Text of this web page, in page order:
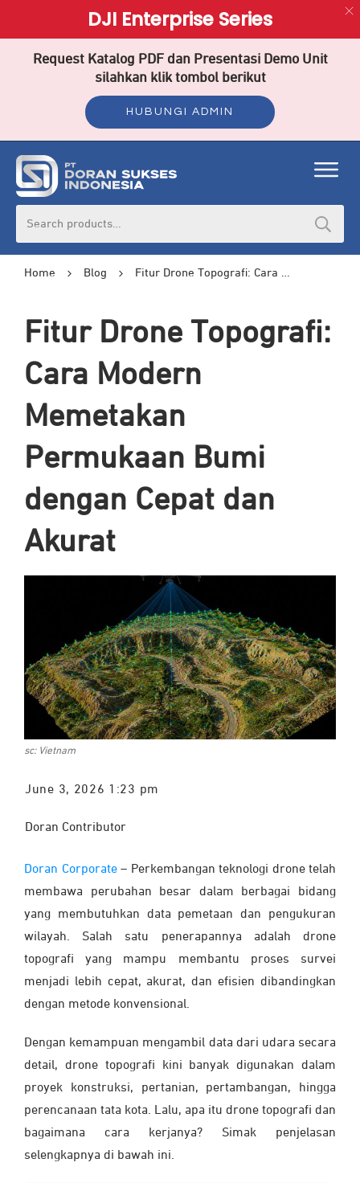
Home Blog Fitur Drone Topografi: Cara Modern Memetakan Permukaan Bumi dengan Cepat dan Akurat
Fitur Drone Topografi:
Cara Modern
Memetakan
Permukaan Bumi
dengan Cepat dan
Akurat
sc: Vietnam
June 3, 2026 1:23 pm
Doran Contributor
Doran Corporate – Perkembangan teknologi drone telah
membawa perubahan besar dalam berbagai bidang
yang membutuhkan data pemetaan dan pengukuran
wilayah. Salah satu penerapannya adalah drone
topografi yang mampu membantu proses survei
menjadi lebih cepat, akurat, dan efisien dibandingkan
dengan metode konvensional.
Dengan kemampuan mengambil data dari udara secara
detail, drone topografi kini banyak digunakan dalam
proyek konstruksi, pertanian, pertambangan, hingga
perencanaan tata kota. Lalu, apa itu drone topografi dan
bagaimana cara kerjanya? Simak penjelasan
selengkapnya di bawah ini.
DJI Enterprise Series
Request Katalog PDF dan Presentasi Demo Unit
silahkan klik tombol berikut
HUBUNGI ADMIN